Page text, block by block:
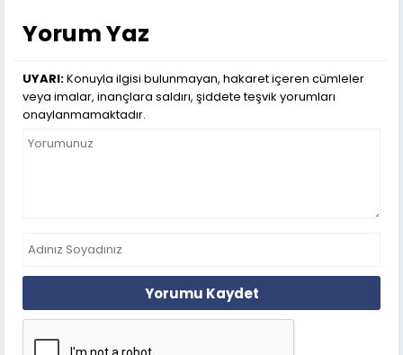
Yorum Yaz
UYARI:Konuyla ilgisi bulunmayan, hakaret içeren cümleler
veya imalar, inançlara saldırı, şiddete teşvik yorumları
onaylanmamaktadır.
Yorumu Kaydet